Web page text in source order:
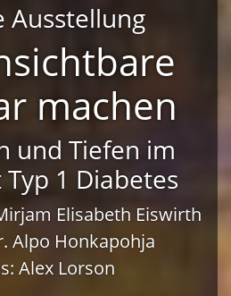
Ausstellung
machen
und Tiefen im
1 Diabetes
Elisabeth Eiswirth
Alpo Honkapohja
Alex Lorson